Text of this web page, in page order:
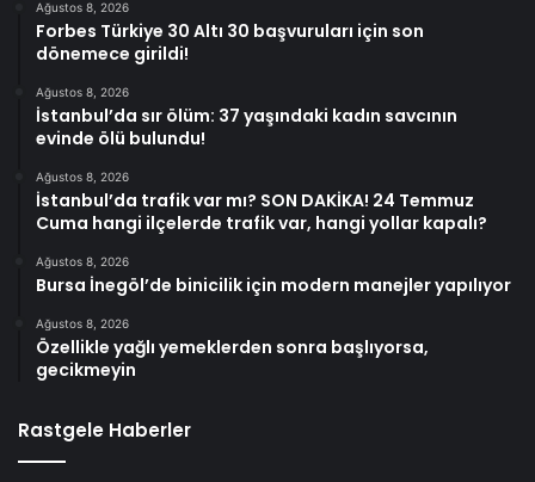
Ağustos 8, 2026
Forbes Türkiye 30 Altı 30 başvuruları için son
dönemece girildi!
Ağustos 8, 2026
İstanbul’da sır ölüm: 37 yaşındaki kadın savcının
evinde ölü bulundu!
Ağustos 8, 2026
İstanbul’da trafik var mı? SON DAKİKA! 24 Temmuz
Cuma hangi ilçelerde trafik var, hangi yollar kapalı?
Ağustos 8, 2026
Bursa İnegöl’de binicilik için modern manejler yapılıyor
Ağustos 8, 2026
Özellikle yağlı yemeklerden sonra başlıyorsa,
gecikmeyin
Rastgele Haberler